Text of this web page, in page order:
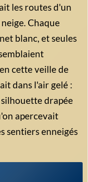
les routes d'un
Chaque
blanc, et seules
cette veille de
dans l'air gelé :
drapée
apercevait
sentiers enneigés